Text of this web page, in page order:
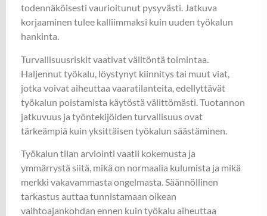
todennäköisesti vaurioitunut pysyvästi. Jatkuva
korjaaminen tulee kalliimmaksi kuin uuden työkalun
hankinta.
Turvallisuusriskit vaativat välitöntä toimintaa.
Haljennut työkalu, löystynyt kiinnitys tai muut viat,
jotka voivat aiheuttaa vaaratilanteita, edellyttävät
työkalun poistamista käytöstä välittömästi. Tuotannon
jatkuvuus ja työntekijöiden turvallisuus ovat
tärkeämpiä kuin yksittäisen työkalun säästäminen.
Työkalun tilan arviointi vaatii kokemusta ja
ymmärrystä siitä, mikä on normaalia kulumista ja mikä
merkki vakavammasta ongelmasta. Säännöllinen
tarkastus auttaa tunnistamaan oikean
vaihtoajankohdan ennen kuin työkalu aiheuttaa